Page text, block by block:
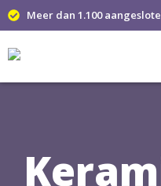
Meer dan 1.100